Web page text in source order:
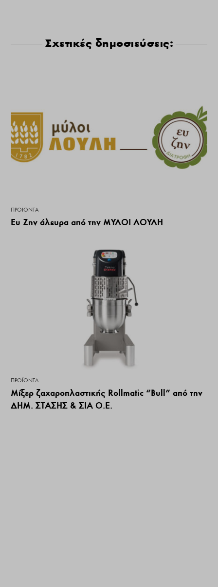
Σχετικές δημοσιεύσεις:
ΠΡΟΪΌΝΤΑ
Ευ Ζην άλευρα από την ΜΥΛΟΙ ΛΟΥΛΗ
ΠΡΟΪΌΝΤΑ
Μίξερ ζαχαροπλαστικής Rollmatic “Bull” από την
ΔΗΜ. ΣΤΑΣΗΣ & ΣΙΑ Ο.Ε.